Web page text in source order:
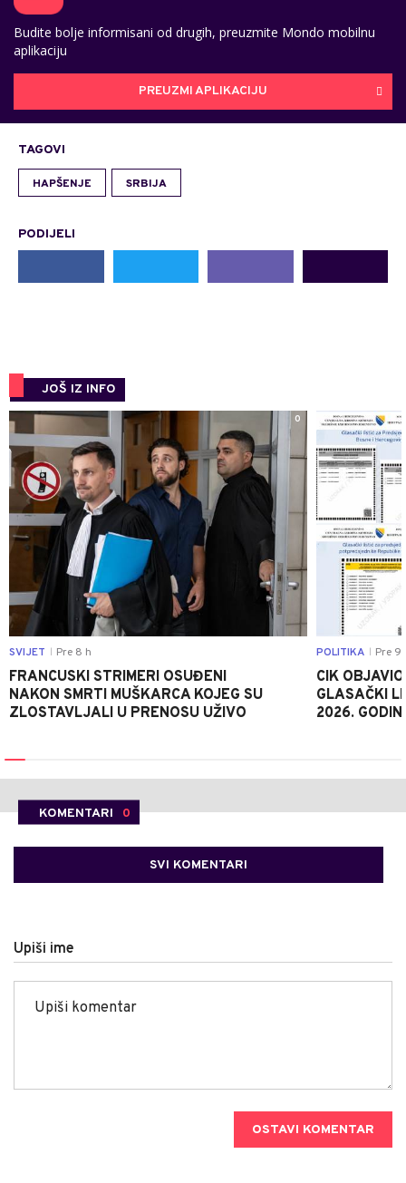
Budite bolje informisani od drugih, preuzmite Mondo mobilnu
aplikaciju
PREUZMI APLIKACIJU
TAGOVI
HAPŠENJE SRBIJA
PODIJELI
JOŠ IZ INFO
0
SVIJET Pre 8 h
FRANCUSKI STRIMERI OSUĐENI
NAKON SMRTI MUŠKARCA KOJEG SU
ZLOSTAVLJALI U PRENOSU UŽIVO
POLITIKA Pre 9
CIK
GLASAČKI
2026.
KOMENTARI 0
SVI KOMENTARI
Upiši ime
OSTAVI KOMENTAR